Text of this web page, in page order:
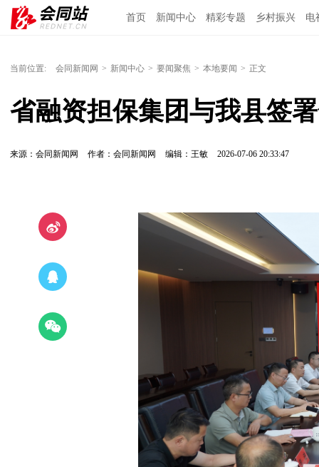
首页 新闻中心 精彩专题 乡村振兴 电
当前位置: 会同新闻网 > 新闻中心 > 要闻聚焦 > 本地要闻 > 正文
省融资担保集团与我县签
来源：会同新闻网 作者：会同新闻网 编辑：王敏 2026-07-06 20:33:47